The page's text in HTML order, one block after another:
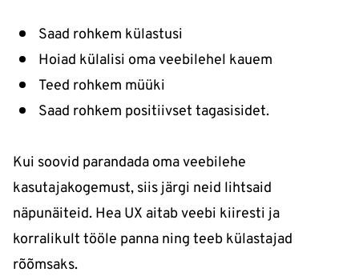
Saad rohkem külastusi
Hoiad külalisi oma veebilehel kauem
Teed rohkem müüki
Saad rohkem positiivset tagasisidet.
Kui soovid parandada oma veebilehe
kasutajakogemust, siis järgi neid lihtsaid
näpunäiteid. Hea UX aitab veebi kiiresti ja
korralikult tööle panna ning teeb külastajad
rõõmsaks.